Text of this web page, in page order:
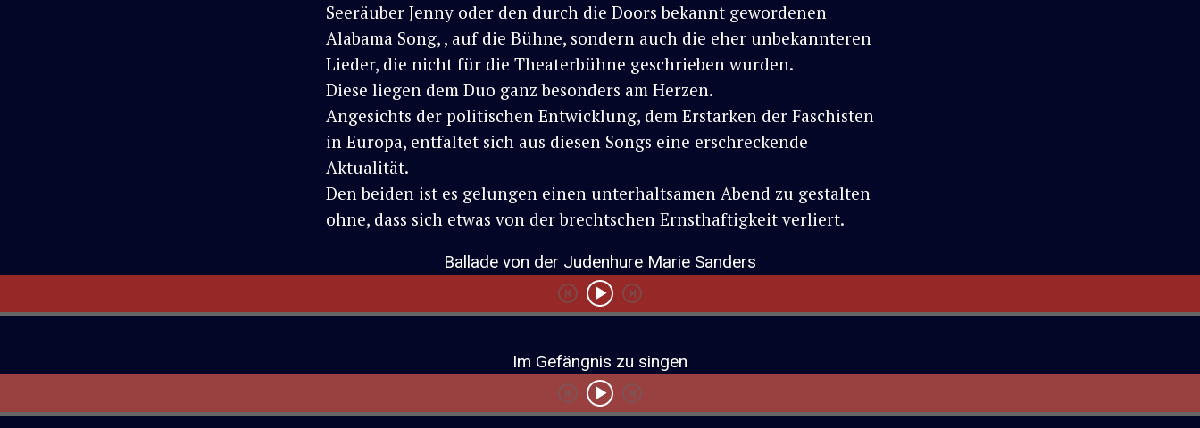
Seeräuber Jenny oder den durch die Doors bekannt gewordenen
Alabama Song, , auf die Bühne, sondern auch die eher unbekannteren
Lieder, die nicht für die Theaterbühne geschrieben wurden.
Diese liegen dem Duo ganz besonders am Herzen.
Angesichts der politischen Entwicklung, dem Erstarken der Faschisten
in Europa, entfaltet sich aus diesen Songs eine erschreckende
Aktualität.
Den beiden ist es gelungen einen unterhaltsamen Abend zu gestalten
ohne, dass sich etwas von der brechtschen Ernsthaftigkeit verliert.
Ballade von der Judenhure Marie Sanders
Im Gefängnis zu singen